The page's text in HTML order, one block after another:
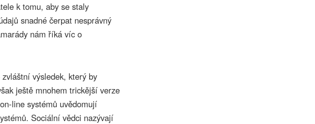
k tomu, aby se staly
snadné čerpat nesprávný
nám říká víc o
výsledek, který by
ještě mnohem trickější verze
line systémů uvědomují
Sociální vědci nazývají